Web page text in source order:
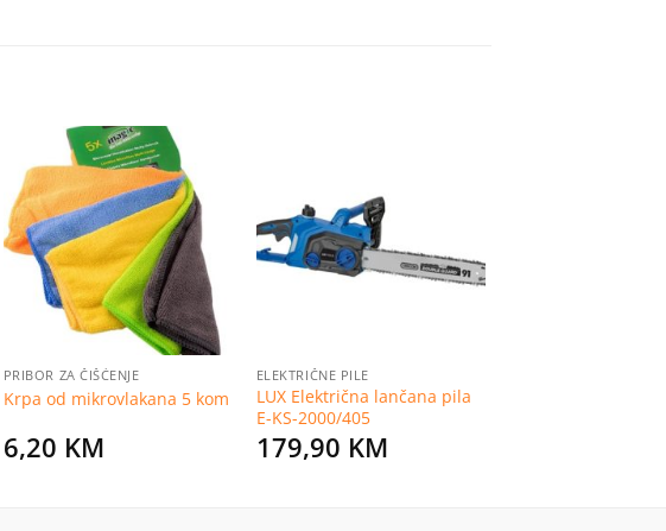
Dodaj
na
listu
želja
PRIBOR ZA ČIŠĆENJE
Krpa od mikrovlakana 5 kom
6,20 KM
ELEKTRIČNE PILE
LUX Električna lančana pila
E-KS-2000/405
179,90 KM